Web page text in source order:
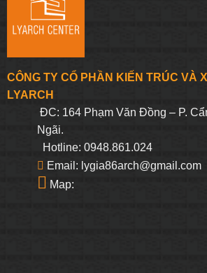
CÔNG TY CỔ PHẦN KIẾN TRÚC VÀ
LYARCH
ĐC: 164 Phạm Văn Đồng – P.
Ngãi.
Hotline: 0948.861.024
Email: lygia86arch@gmail.com
Map: